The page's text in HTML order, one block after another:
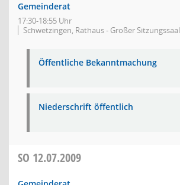
Gemeinderat
17:30-18:55 Uhr
Schwetzingen, Rathaus - Großer Sitzungssaal
Öffentliche Bekanntmachung
Niederschrift öffentlich
SO 12.07.2009